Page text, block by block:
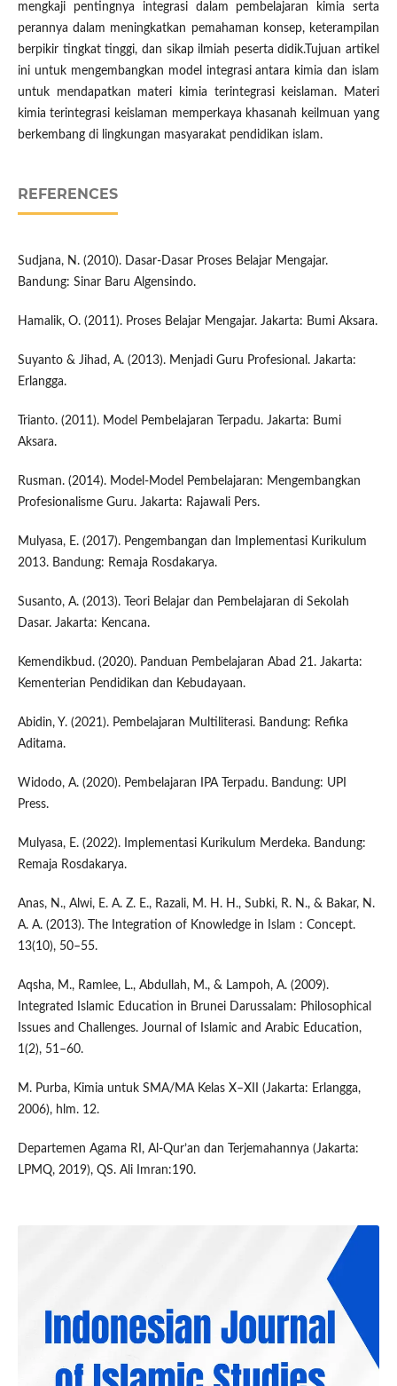
mengkaji pentingnya integrasi dalam pembelajaran kimia serta
perannya dalam meningkatkan pemahaman konsep, keterampilan
berpikir tingkat tinggi, dan sikap ilmiah peserta didik.Tujuan artikel
ini untuk mengembangkan model integrasi antara kimia dan islam
untuk mendapatkan materi kimia terintegrasi keislaman. Materi
kimia terintegrasi keislaman memperkaya khasanah keilmuan yang
berkembang di lingkungan masyarakat pendidikan islam.
REFERENCES
Sudjana, N. (2010). Dasar-Dasar Proses Belajar Mengajar.
Bandung: Sinar Baru Algensindo.
Hamalik, O. (2011). Proses Belajar Mengajar. Jakarta: Bumi Aksara.
Suyanto & Jihad, A. (2013). Menjadi Guru Profesional. Jakarta:
Erlangga.
Trianto. (2011). Model Pembelajaran Terpadu. Jakarta: Bumi
Aksara.
Rusman. (2014). Model-Model Pembelajaran: Mengembangkan
Profesionalisme Guru. Jakarta: Rajawali Pers.
Mulyasa, E. (2017). Pengembangan dan Implementasi Kurikulum
2013. Bandung: Remaja Rosdakarya.
Susanto, A. (2013). Teori Belajar dan Pembelajaran di Sekolah
Dasar. Jakarta: Kencana.
Kemendikbud. (2020). Panduan Pembelajaran Abad 21. Jakarta:
Kementerian Pendidikan dan Kebudayaan.
Abidin, Y. (2021). Pembelajaran Multiliterasi. Bandung: Refika
Aditama.
Widodo, A. (2020). Pembelajaran IPA Terpadu. Bandung: UPI
Press.
Mulyasa, E. (2022). Implementasi Kurikulum Merdeka. Bandung:
Remaja Rosdakarya.
Anas, N., Alwi, E. A. Z. E., Razali, M. H. H., Subki, R. N., & Bakar, N.
A. A. (2013). The Integration of Knowledge in Islam : Concept.
13(10), 50–55.
Aqsha, M., Ramlee, L., Abdullah, M., & Lampoh, A. (2009).
Integrated Islamic Education in Brunei Darussalam: Philosophical
Issues and Challenges. Journal of Islamic and Arabic Education,
1(2), 51–60.
M. Purba, Kimia untuk SMA/MA Kelas X–XII (Jakarta: Erlangga,
2006), hlm. 12.
Departemen Agama RI, Al-Qur’an dan Terjemahannya (Jakarta:
LPMQ, 2019), QS. Ali Imran:190.